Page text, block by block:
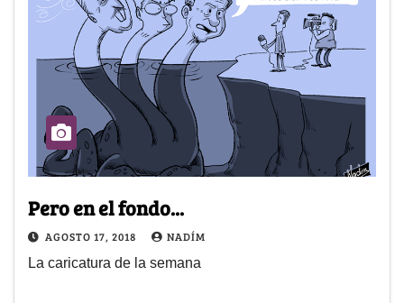
Pero en el fondo...
AGOSTO 17, 2018 NADÍM
La caricatura de la semana